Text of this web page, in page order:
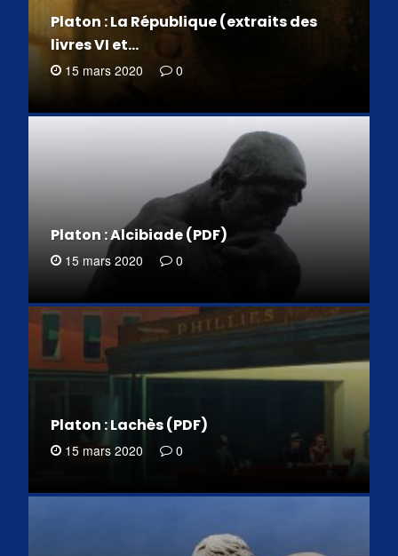
Platon : La République (extraits des
livres VI et…
15 mars 2020 0
Platon : Alcibiade (PDF)
15 mars 2020 0
Platon : Lachès (PDF)
15 mars 2020 0